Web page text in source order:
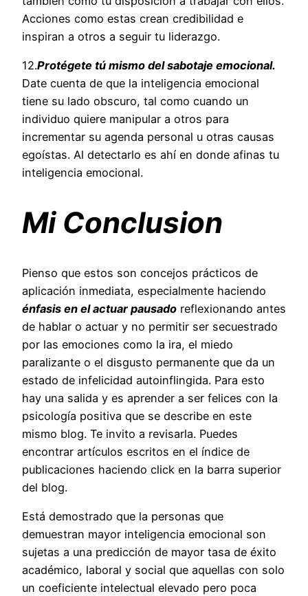
Acciones como estas crean credibilidad e
inspiran a otros a seguir tu liderazgo.
12.Protégete tú mismo del sabotaje emocional.
Date cuenta de que la inteligencia emocional
tiene su lado obscuro, tal como cuando un
individuo quiere manipular a otros para
incrementar su agenda personal u otras causas
egoístas. Al detectarlo es ahí en donde afinas tu
inteligencia emocional.
Mi Conclusion
Pienso que estos son concejos prácticos de
aplicación inmediata, especialmente haciendo
énfasis en el actuar pausado reflexionando antes
de hablar o actuar y no permitir ser secuestrado
por las emociones como la ira, el miedo
paralizante o el disgusto permanente que da un
estado de infelicidad autoinflingida. Para esto
hay una salida y es aprender a ser felices con la
psicología positiva que se describe en este
mismo blog. Te invito a revisarla. Puedes
encontrar artículos escritos en el índice de
publicaciones haciendo click en la barra superior
del blog.
Está demostrado que la personas que
demuestran mayor inteligencia emocional son
sujetas a una predicción de mayor tasa de éxito
académico, laboral y social que aquellas con solo
un coeficiente intelectual elevado pero poca